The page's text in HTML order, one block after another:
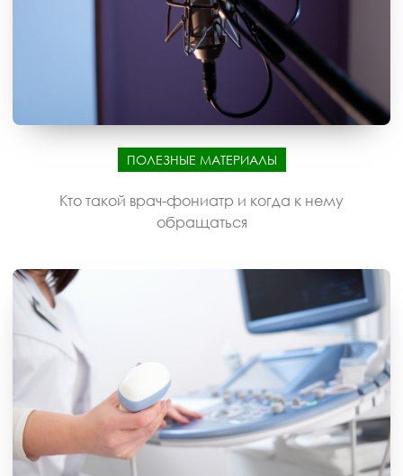
ПОЛЕЗНЫЕ МАТЕРИАЛЫ
Кто такой врач-фониатр и когда к нему
обращаться